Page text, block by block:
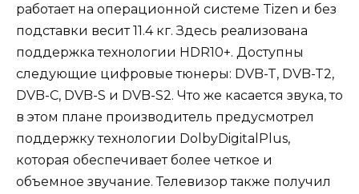
работает на операционной системе Tizen и без
подставки весит 11.4 кг. Здесь реализована
поддержка технологии HDR10+. Доступны
следующие цифровые тюнеры: DVB-T, DVB-T2,
DVB-C, DVB-S и DVB-S2. Что же касается звука, то
в этом плане производитель предусмотрел
поддержку технологии DolbyDigitalPlus,
которая обеспечивает более четкое и
объемное звучание. Телевизор также получил